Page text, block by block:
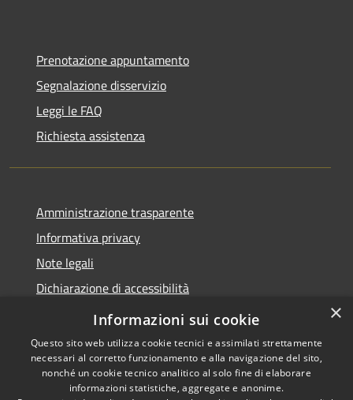
Prenotazione appuntamento
Segnalazione disservizio
Leggi le FAQ
Richiesta assistenza
Amministrazione trasparente
Informativa privacy
Note legali
Dichiarazione di accessibilità
WhistleblowingPA
Copyright © 2026 • Comune di
×
Informazioni sui cookie
Questo sito web utilizza cookie tecnici e assimilati strettamente
necessari al corretto funzionamento e alla navigazione del sito,
nonché un cookie tecnico analitico al solo fine di elaborare
informazioni statistiche, aggregate e anonime.